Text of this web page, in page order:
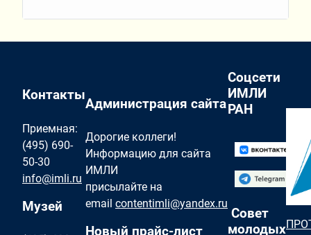
Контакты
Приемная:
(495) 690-
50-30
info@imli.ru
Музей
Администрация сайта
Дорогие коллеги!
Информацию для сайта
ИМЛИ
присылайте на
email contentimli@yandex.ru
Новый прайс-лист
Соцсети
ИМЛИ
РАН
Совет
молодых